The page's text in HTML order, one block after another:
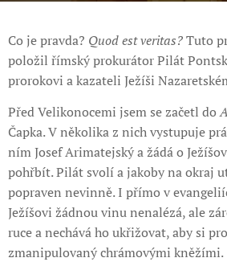
Co je pravda? Quod est veritas?Tuto
položil římský prokurátor Pilát
prorokovi a kazateli Ježíši
Před Velikonocemi jsem se začetl do
Čapka. V několika z nich vystupuje
ním Josef Arimatejský a žádá o
pohřbít. Pilát svolí a jakoby na okraj
popraven nevinně. I přímo v
Ježíšovi žádnou vinu nenalézá, ale
ruce a nechává ho ukřižovat, aby si
zmanipulovaný chrámovými kněžími.